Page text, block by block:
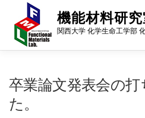
ツ
機能材料研
関西大学 化学生命工学部
卒業論文発表会の
た。